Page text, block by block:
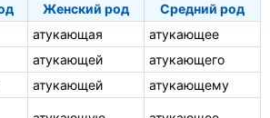
Женский род
Средний род
атукающая
атукающее
атукающей
атукающего
атукающей атукающему